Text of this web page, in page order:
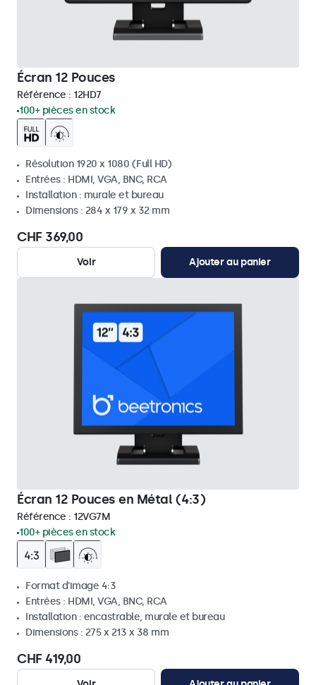
Écran 12 Pouces
Référence : 12HD7
100+ pièces en stock
Résolution 1920 x 1080 (Full HD)
Entrées : HDMI, VGA, BNC, RCA
Installation : murale et bureau
Dimensions : 284 x 179 x 32 mm
CHF 369,00
Voir Ajouter au panier
Écran 12 Pouces en Métal (4:3)
Référence : 12VG7M
100+ pièces en stock
Format d'image 4:3
Entrées : HDMI, VGA, BNC, RCA
Installation : encastrable, murale et bureau
Dimensions : 275 x 213 x 38 mm
CHF 419,00